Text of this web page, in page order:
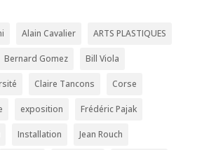
Alain Cavalier ARTS PLASTIQUES
Bernard Gomez Bill Viola
Claire Tancons Corse
exposition Frédéric Pajak
Installation Jean Rouch